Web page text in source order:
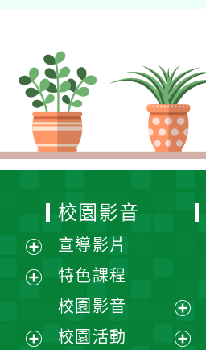
展
單
校園影音
宣導影片
特色課程
校園影音
展
校園活動